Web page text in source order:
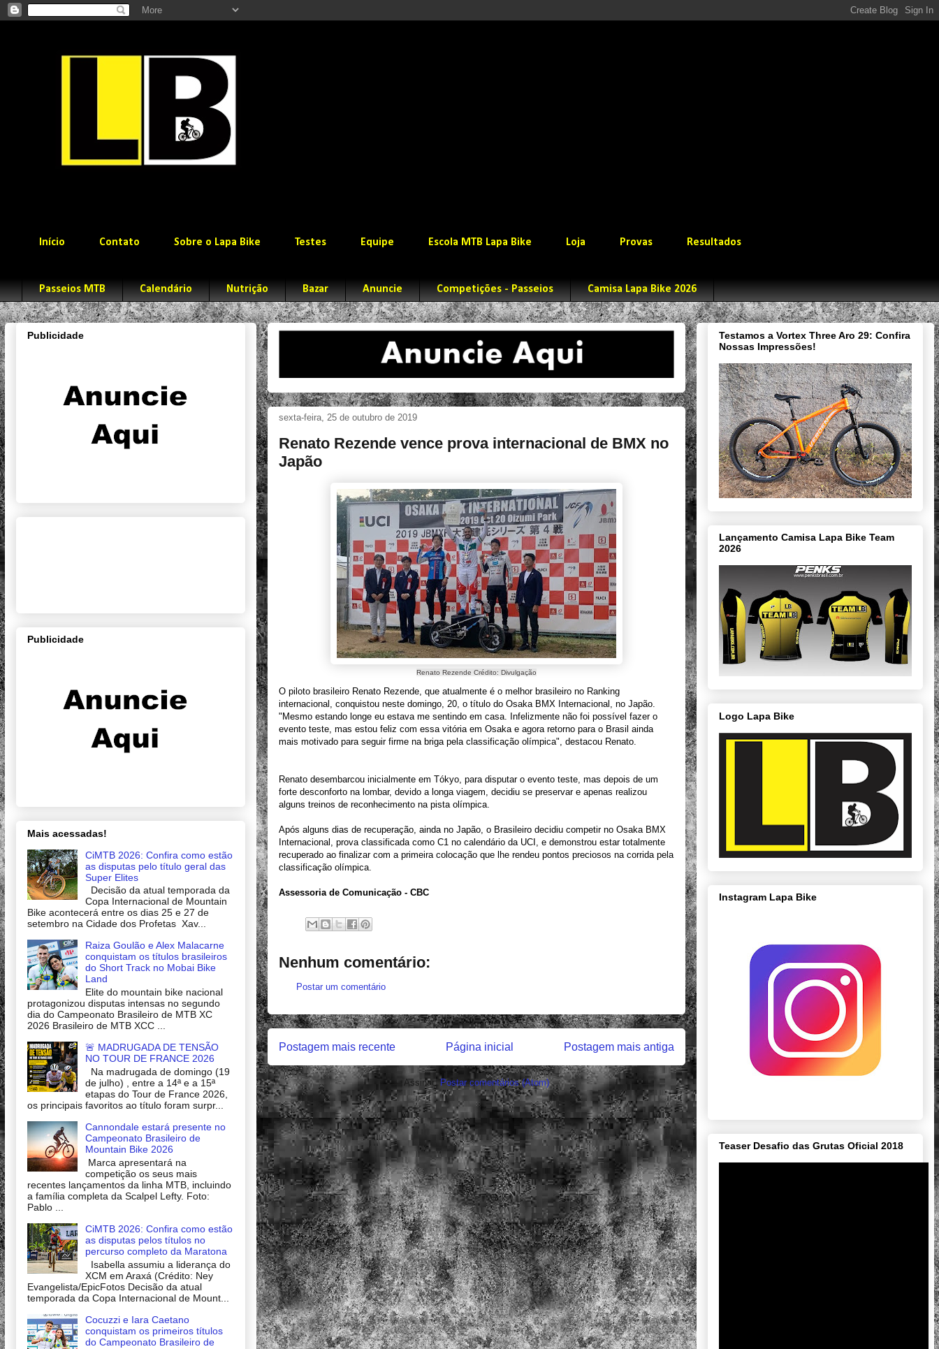
Início Contato Sobre o Lapa Bike Testes Equipe Escola MTB Lapa Bike Loja Provas Resultados
Passeios MTB Calendário Nutrição Bazar Anuncie Competições - Passeios Camisa Lapa Bike 2026
sexta-feira, 25 de outubro de 2019
Renato Rezende vence prova internacional de BMX no
Japão
Renato Rezende Crédito: Divulgação
O piloto brasileiro Renato Rezende, que atualmente é o melhor brasileiro no Ranking
internacional, conquistou neste domingo, 20, o título do Osaka BMX Internacional, no Japão.
"Mesmo estando longe eu estava me sentindo em casa. Infelizmente não foi possível fazer o
evento teste, mas estou feliz com essa vitória em Osaka e agora retorno para o Brasil ainda
mais motivado para seguir firme na briga pela classificação olímpica", destacou Renato.
Renato desembarcou inicialmente em Tókyo, para disputar o evento teste, mas depois de um
forte desconforto na lombar, devido a longa viagem, decidiu se preservar e apenas realizou
alguns treinos de reconhecimento na pista olímpica.
Após alguns dias de recuperação, ainda no Japão, o Brasileiro decidiu competir no Osaka BMX
Internacional, prova classificada como C1 no calendário da UCI, e demonstrou estar totalmente
recuperado ao finalizar com a primeira colocação que lhe rendeu pontos preciosos na corrida pela
classificação olímpica.
Assessoria de Comunicação - CBC
Nenhum comentário:
Postar um comentário
Postagem mais recente Postagem mais antiga
Página inicial
Assinar:Postar comentários (Atom)
Publicidade
Publicidade
Mais acessadas!
CiMTB 2026: Confira como estão
as disputas pelo título geral das
Super Elites
Decisão da atual temporada da
Copa Internacional de Mountain
Bike acontecerá entre os dias 25 e 27 de
setembro na Cidade dos Profetas Xav...
Raiza Goulão e Alex Malacarne
conquistam os títulos brasileiros
do Short Track no Mobai Bike
Land
Elite do mountain bike nacional
protagonizou disputas intensas no segundo
dia do Campeonato Brasileiro de MTB XC
2026 Brasileiro de MTB XCC ...
🚨 MADRUGADA DE TENSÃO
NO TOUR DE FRANCE 2026
Na madrugada de domingo (19
de julho) , entre a 14ª e a 15ª
etapas do Tour de France 2026,
os principais favoritos ao título foram surpr...
Cannondale estará presente no
Campeonato Brasileiro de
Mountain Bike 2026
Marca apresentará na
competição os seus mais
recentes lançamentos da linha MTB, incluindo
a família completa da Scalpel Lefty. Foto:
Pablo ...
CiMTB 2026: Confira como estão
as disputas pelos títulos no
percurso completo da Maratona
Isabella assumiu a liderança do
XCM em Araxá (Crédito: Ney
Evangelista/EpicFotos Decisão da atual
temporada da Copa Internacional de Mount...
Cocuzzi e Iara Caetano
conquistam os primeiros títulos
do Campeonato Brasileiro de
Testamos a Vortex Three Aro 29: Confira
Nossas Impressões!
Lançamento Camisa Lapa Bike Team
2026
Logo Lapa Bike
Instagram Lapa Bike
Teaser Desafio das Grutas Oficial 2018